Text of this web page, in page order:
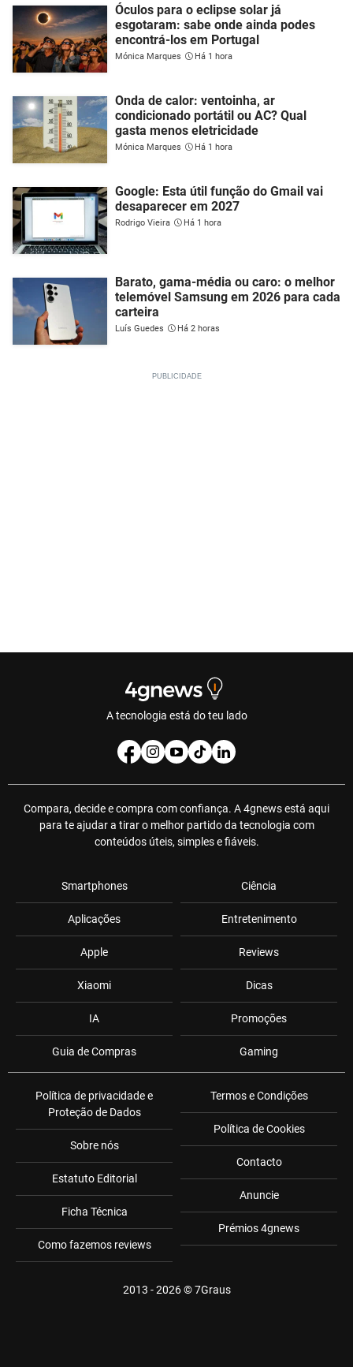
Óculos para o eclipse solar já
esgotaram: sabe onde ainda podes
encontrá-los em Portugal
Mónica Marques Há 1 hora
Onda de calor: ventoinha, ar
condicionado portátil ou AC? Qual
gasta menos eletricidade
Mónica Marques Há 1 hora
Google: Esta útil função do Gmail vai
desaparecer em 2027
Rodrigo Vieira Há 1 hora
Barato, gama-média ou caro: o melhor
telemóvel Samsung em 2026 para cada
carteira
Luís Guedes Há 2 horas
A tecnologia está do teu lado
Compara, decide e compra com confiança. A 4gnews está aqui
para te ajudar a tirar o melhor partido da tecnologia com
conteúdos úteis, simples e fiáveis.
Smartphones
Aplicações
Apple
Xiaomi
IA
Guia de Compras
Ciência
Entretenimento
Reviews
Dicas
Promoções
Gaming
Política de privacidade e
Proteção de Dados
Sobre nós
Estatuto Editorial
Ficha Técnica
Como fazemos reviews
Termos e Condições
Política de Cookies
Contacto
Anuncie
Prémios 4gnews
2013 - 2026 ©7Graus